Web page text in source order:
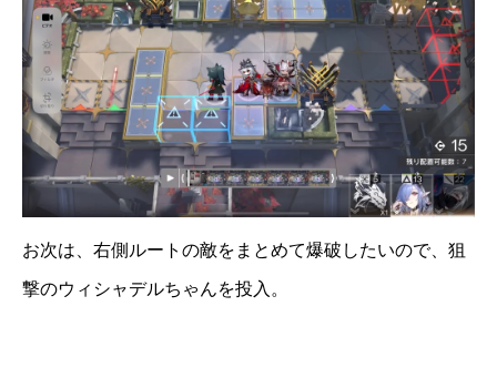
お次は、右側ルートの敵をまとめて爆破したいので、狙
撃のウィシャデルちゃんを投入。